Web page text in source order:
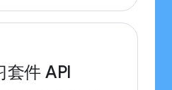
套件 API